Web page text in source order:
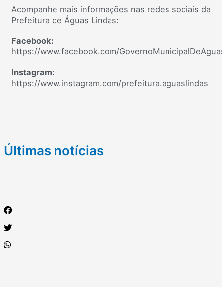
Acompanhe mais informações nas redes sociais da
Prefeitura de Águas Lindas:
Facebook:
https://www.facebook.com/
Instagram:
https://www.instagram.com/prefeitura.aguaslindas
Últimas notícias